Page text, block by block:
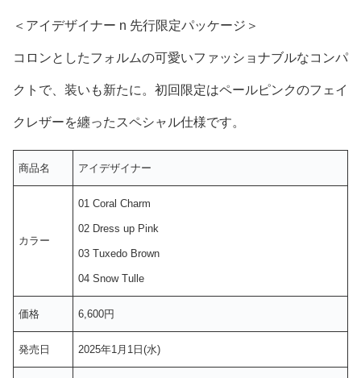
＜アイデザイナー n 先行限定パッケージ＞
コロンとしたフォルムの可愛いファッショナブルなコンパ
クトで、装いも新たに。初回限定はペールピンクのフェイ
クレザーを纏ったスペシャル仕様です。
商品名 アイデザイナー
カラー
01 Coral Charm
02 Dress up Pink
03 Tuxedo Brown
04 Snow Tulle
価格 6,600円
発売日 2025年1月1日(水)